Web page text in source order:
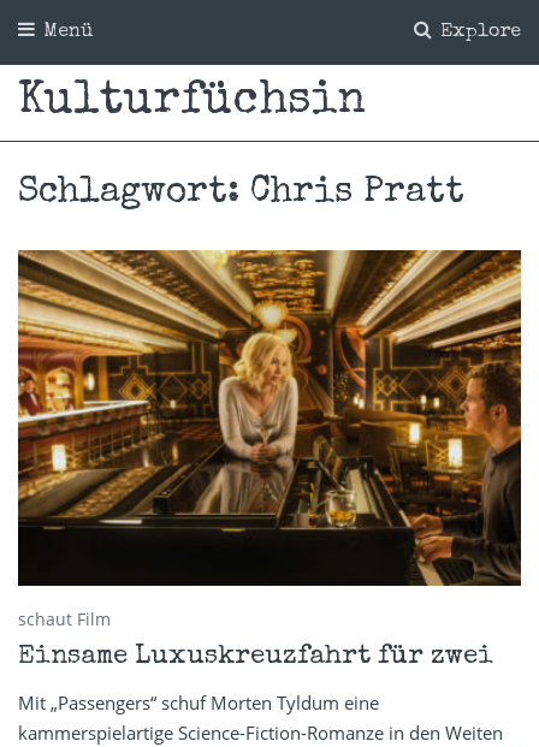
Explore
Menü
Kulturfüchsin
Schlagwort: Chris Pratt
schaut Film
Einsame Luxuskreuzfahrt für zwei
Mit „Passengers“ schuf Morten Tyldum eine
kammerspielartige Science-Fiction-Romanze in den Weiten